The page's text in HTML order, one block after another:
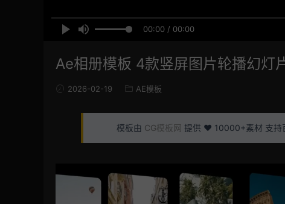
00:00 / 00:00
Ae相册模板 4款竖屏图片轮播幻灯
2026-02-19 AE模板
模板由 CG模板网 提供 ❤️ 10000+素材 支持